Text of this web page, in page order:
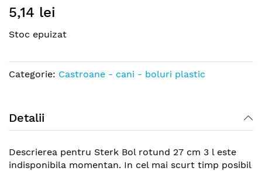
to
beginning
the
images
5,14 lei
Stoc epuizat
Categorie: Castroane - cani - boluri plastic
Detalii
Descrierea pentru Sterk Bol rotund 27 cm 3 l este
indisponibila momentan. In cel mai scurt timp posibil